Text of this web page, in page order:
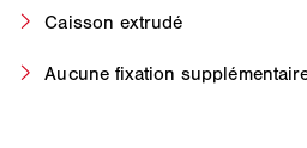
Caisson extrudé
Aucune fixation